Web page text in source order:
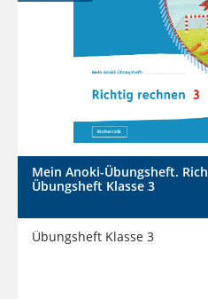
Mein Anoki-Übungsheft.
Übungsheft Klasse 3
Übungsheft Klasse 3